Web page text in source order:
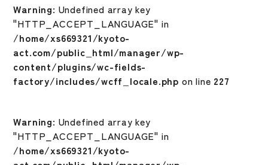
Warning: Undefined array key
"HTTP_ACCEPT_LANGUAGE" in
/home/xs669321/kyoto-
act.com/public_html/manager/wp-
content/plugins/wc-fields-
factory/includes/wcff_locale.php on line 227
Warning: Undefined array key
"HTTP_ACCEPT_LANGUAGE" in
/home/xs669321/kyoto-